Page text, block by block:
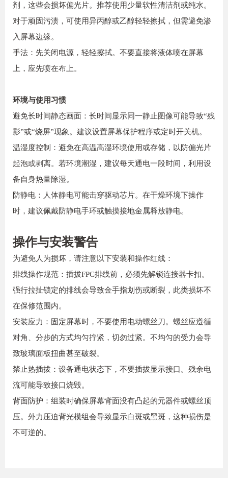
剂，这些会损坏偏光片。推荐使用少量软性清洁剂或纯水。
对于顽固污渍，可使用异丙醇或乙醇轻轻擦拭，但需避免渗
入屏幕边缘。
手法：先关闭电源，轻轻擦拭。不要直接将液体喷在屏幕
上，应先喷在布上。
环境与使用习惯
避免长时间静态画面：长时间显示同一静止图像可能导致“残
影”或“烧屏”现象。建议设置屏幕保护程序或定时开关机。
温湿度控制：避免在高温高湿环境使用或存储，以防偏光片
起泡或剥离。若环境潮湿，建议每天通电一段时间，利用设
备自身热量除湿。
防静电：人体静电可能击穿驱动芯片。在干燥环境下操作
时，建议佩戴防静电手环或触摸接地金属释放静电。
操作与安装警告
为避免人为损坏，请注意以下安装和操作红线：
排线操作规范：插拔FPC排线前，必须先解锁连接器卡扣。
强行拉扯锁定的排线会导致金手指划伤或断裂，此类损坏不
在保修范围内。
安装应力：固定屏幕时，不要使用电动螺丝刀。螺丝应遵循
对角、分步的方式均匀拧紧，切勿过紧。不均匀的受力会导
致玻璃面板扭曲甚至破裂。
禁止热插拔：设备通电状态下，不要插拔显示接口。残余电
流可能导致接口烧毁。
背面防护：组装时确保屏幕背面没有凸起的元器件或螺丝顶
压。外力压迫背光模组会导致显示白斑或黑斑，这种损伤是
不可逆的。